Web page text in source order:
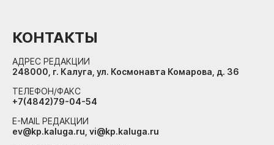
КОНТАКТЫ
АДРЕС РЕДАКЦИИ
248000, г. Калуга, ул. Космонавта Комарова, д. 36
ТЕЛЕФОН/ФАКС
+7(4842)79-04-54
E-MAIL РЕДАКЦИИ
ev@kp.kaluga.ru, vi@kp.kaluga.ru